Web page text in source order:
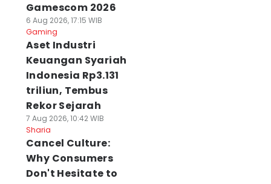
Gamescom 2026
6 Aug 2026, 17:15 WIB
Gaming
Aset Industri
Keuangan Syariah
Indonesia Rp3.131
triliun, Tembus
Rekor Sejarah
7 Aug 2026, 10:42 WIB
Sharia
Cancel Culture:
Why Consumers
Don't Hesitate to